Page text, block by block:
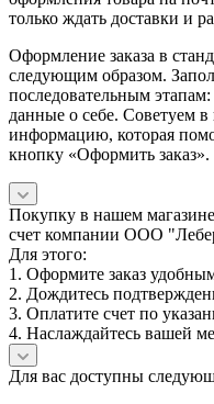
только ждать доставки и
Оформление заказа в
следующим образом.
последовательным
данные о себе. Советуем в
информацию, которая
кнопку «Оформить заказ».
Покупку в нашем
счет компании ООО
Для этого:
1. Оформите заказ
2. Дождитесь
3. Оплатите счет по
4. Наслаждайтесь вашей
Для вас доступны